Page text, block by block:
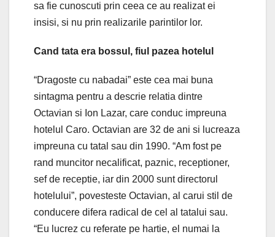
sa fie cunoscuti prin ceea ce au realizat ei
insisi, si nu prin realizarile parintilor lor.
Cand tata era bossul, fiul pazea hotelul
“Dragoste cu nabadai” este cea mai buna
sintagma pentru a descrie relatia dintre
Octavian si Ion Lazar, care conduc impreuna
hotelul Caro. Octavian are 32 de ani si lucreaza
impreuna cu tatal sau din 1990. “Am fost pe
rand muncitor necalificat, paznic, receptioner,
sef de receptie, iar din 2000 sunt directorul
hotelului”, povesteste Octavian, al carui stil de
conducere difera radical de cel al tatalui sau.
“Eu lucrez cu referate pe hartie, el numai la